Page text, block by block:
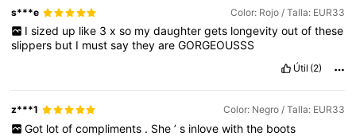
s***e Color: Rojo / Talla: EUR33
I sized up like 3 x so my daughter gets longevity out of these
slippers but I mustsaytheyareGORGEOUSSS
Útil (2)
z***1 Color: Negro / Talla: EUR33
Got lot of compliments . She ’ s inlove with the boots